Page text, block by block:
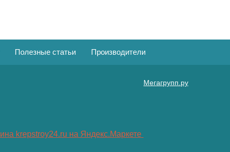
Полезные статьи Производители
Мегагрупп.ру